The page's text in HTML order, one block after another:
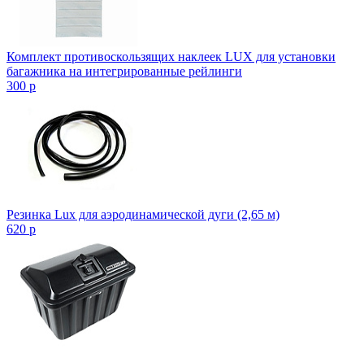
Комплект противоскользящих наклеек LUX для установки
багажника на интегрированные рейлинги
300 p
Резинка Lux для аэродинамической дуги (2,65 м)
620 p